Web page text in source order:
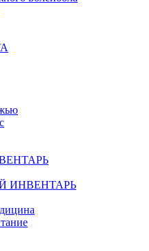
ИНВЕНТАРЬ